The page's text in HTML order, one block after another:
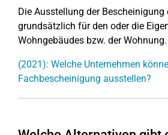
Die Ausstellung der Bescheinigung
grundsätzlich für den oder die
Wohngebäudes bzw. der Wohnung.
(2021): Welche Unternehmen
Fachbescheinigung ausstellen?